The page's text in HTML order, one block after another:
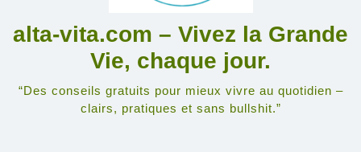
alta-vita.com – Vivez la Grande
Vie, chaque jour.
“Des conseils gratuits pour mieux vivre au quotidien –
clairs, pratiques et sans bullshit.”